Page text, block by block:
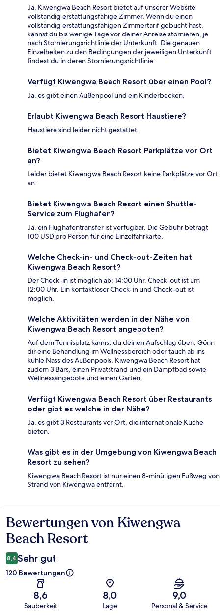
Ja, Kiwengwa Beach Resort bietet auf unserer Website
vollständig erstattungsfähige Zimmer. Wenn du einen
vollständig erstattungsfähigen Zimmertarif gebucht hast,
kannst du bis wenige Tage vor deiner Anreise stornieren, je
nach Stornierungsrichtlinie der Unterkunft. Die genauen
Einzelheiten zu den Bedingungen der jeweiligen Unterkunft
findest du in deren Stornierungsrichtlinie.
Verfügt Kiwengwa Beach Resort über einen Pool?
Ja, es gibt einen Außenpool und ein Kinderbecken.
Erlaubt Kiwengwa Beach Resort Haustiere?
Haustiere sind leider nicht gestattet.
Bietet Kiwengwa Beach Resort Parkplätze vor Ort
an?
Leider bietet Kiwengwa Beach Resort keine Parkplätze vor Ort
an.
Bietet Kiwengwa Beach Resort einen Shuttle-
Service zum Flughafen?
Ja, ein Flughafentransfer ist verfügbar. Die Gebühr beträgt
100 USD pro Person für eine Einzelfahrkarte.
Welche Check-in- und Check-out-Zeiten hat
Kiwengwa Beach Resort?
Der Check-in ist möglich ab: 14:00 Uhr. Check-out ist um
12:00 Uhr. Ein kontaktloser Check-in und Check-out ist
möglich.
Welche Aktivitäten werden in der Nähe von
Kiwengwa Beach Resort angeboten?
Auf dem Tennisplatz kannst du deinen Aufschlag üben. Gönn
dir eine Behandlung im Wellnessbereich oder tauch ab ins
kühle Nass des Außenpools. Kiwengwa Beach Resort hat
zudem 3 Bars, einen Privatstrand und ein Dampfbad sowie
Wellnessangebote und einen Garten.
Verfügt Kiwengwa Beach Resort über Restaurants
oder gibt es welche in der Nähe?
Ja, es gibt 3 Restaurants vor Ort, die internationale Küche
bieten.
Was gibt es in der Umgebung von Kiwengwa Beach
Resort zu sehen?
Kiwengwa Beach Resort ist nur einen 8-minütigen Fußweg von
Strand von Kiwengwa entfernt.
Bewertungen
Bewertungen von Kiwengwa
Beach Resort
8,4 Sehr gut
120 Bewertungen
8,6
Sauberkeit
8,0
Lage
9,0
Personal & Service